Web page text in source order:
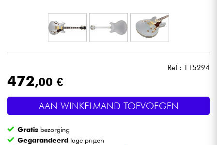
Licht
Drums & percussie
Blaasinstrument
Ref : 115294
472,00 €
AAN WINKELMAND TOEVOEGEN
Gratis bezorging
Gegarandeerd lage prijzen